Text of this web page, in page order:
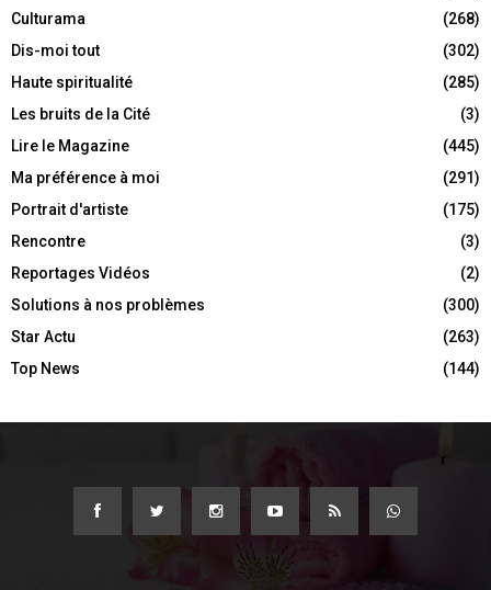
Culturama
(268)
Dis-moi tout
(302)
Haute spiritualité
(285)
Les bruits de la Cité
(3)
Lire le Magazine
(445)
Ma préférence à moi
(291)
Portrait d'artiste
(175)
Rencontre
(3)
Reportages Vidéos
(2)
Solutions à nos problèmes
(300)
Star Actu
(263)
Top News
(144)